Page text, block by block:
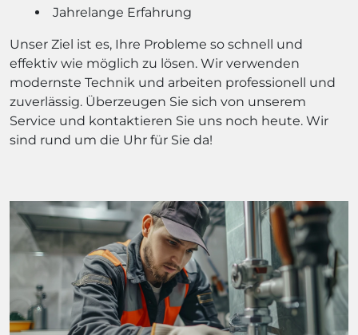
Jahrelange Erfahrung
Unser Ziel ist es, Ihre Probleme so schnell und
effektiv wie möglich zu lösen. Wir verwenden
modernste Technik und arbeiten professionell und
zuverlässig. Überzeugen Sie sich von unserem
Service und kontaktieren Sie uns noch heute. Wir
sind rund um die Uhr für Sie da!